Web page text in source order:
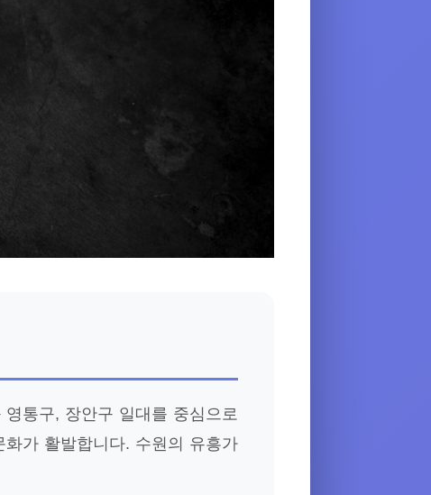
통구, 장안구 일대를 중심으로
가 활발합니다. 수원의 유흥가